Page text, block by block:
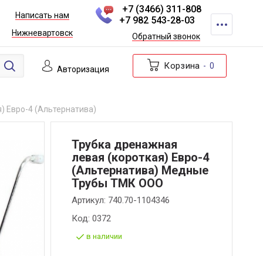
Написать нам
Нижневартовск
+7 (3466) 311-808
+7 982 543-28-03
Обратный звонок
Авторизация Корзина 0
Евро-4 (Альтернатива)
Трубка дренажная
левая (короткая) Евро-4
(Альтернатива) Медные
Трубы ТМК ООО
Артикул: 740.70-1104346
Код: 0372
в наличии